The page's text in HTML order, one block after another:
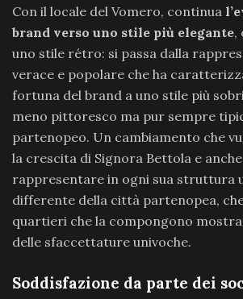
Con il locale del Vomero, continua
brand verso uno stile più elegante,
uno stile rétro: si passa dalla
verace e popolare che ha
fortuna del brand a uno stile più
meno pittoresco ma pur sempre
partenopeo. Un cambiamento che
la crescita di Signora Bettola e
rappresentare in ogni sua struttura
differente della città partenopea,
quartieri che la compongono
delle sfaccettature univoche.
Soddisfazione da parte dei